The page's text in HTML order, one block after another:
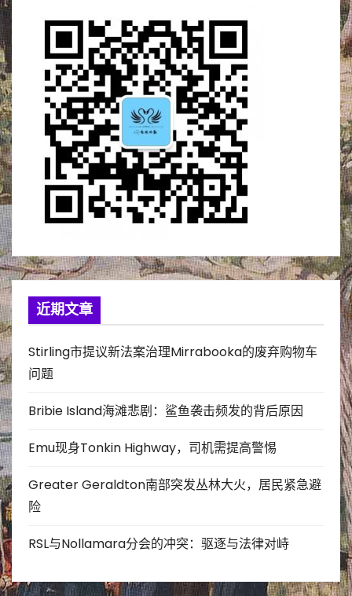
近期文章
Stirling市提议新法案治理Mirrabooka的废弃购物车
问题
Bribie Island海滩悲剧：鲨鱼袭击频发的背后原因
Emu现身Tonkin Highway，司机需提高警惕
Greater Geraldton南部突发丛林大火，居民紧急避
险
RSL与Nollamara分会的冲突：驱逐与法律对峙